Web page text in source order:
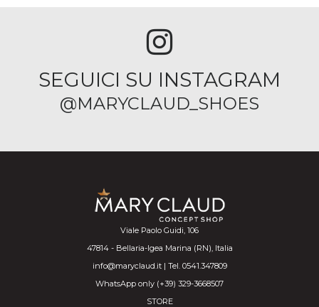
SEGUICI SU INSTAGRAM
@MARYCLAUD_SHOES
Viale Paolo Guidi, 106
47814 - Bellaria-Igea Marina (RN), Italia
info@maryclaud.it | Tel. 0541.347809
WhatsApp only (+39) 329-3668507
STORE